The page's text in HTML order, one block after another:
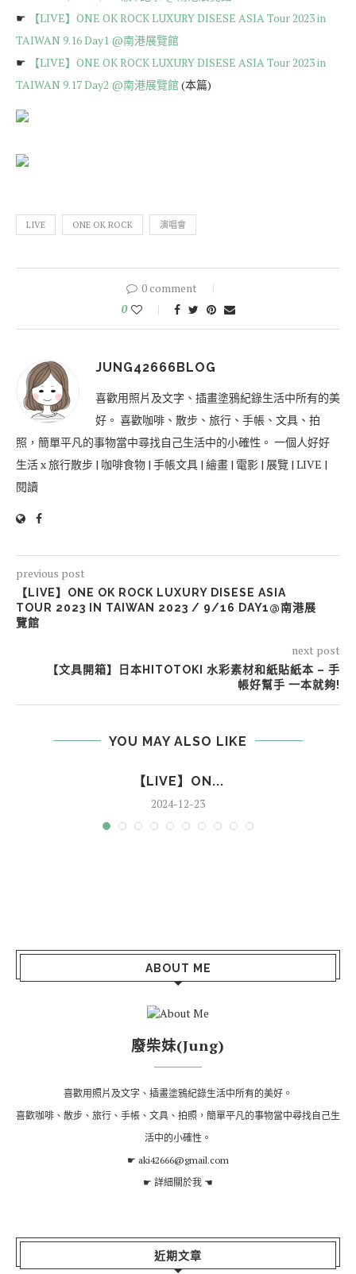
☛
【LIVE】ONE OK ROCK LUXURY DISESE ASIA Tour 2023 in
TAIWAN 9.16 Day1 @南港展覽館
☛
【LIVE】ONE OK ROCK LUXURY DISESE ASIA Tour 2023 in
TAIWAN 9.17 Day2 @南港展覽館(本篇)
LIVE ONE OK ROCK 演唱會
0 comment
0
JUNG42666BLOG
喜歡用照片及文字、插畫塗鴉紀錄生活中所有的美
好。 喜歡咖啡、散步、旅行、手帳、文具、拍
照，簡單平凡的事物當中尋找自己生活中的小確性。 一個人好好
生活 x 旅行散步 | 咖啡食物 | 手帳文具 | 繪畫 | 電影 | 展覽 | LIVE |
閱讀
previous post
【LIVE】ONE OK ROCK LUXURY DISESE ASIA
TOUR 2023 IN TAIWAN 2023 / 9/16 DAY1@南港展
覽館
next post
【文具開箱】日本HITOTOKI 水彩素材和紙貼紙本 – 手
帳好幫手 一本就夠!
YOU MAY ALSO LIKE
【LIVE】ON...
2024-12-23
ABOUT ME
廢柴妹(Jung)
喜歡用照片及文字、插畫塗鴉紀錄生活中所有的美好。
喜歡咖啡、散步、旅行、手帳、文具、拍照，簡單平凡的事物當中尋找自己生
活中的小確性。
☛ aki42666@gmail.com
☛ 詳細關於我 ☚
近期文章